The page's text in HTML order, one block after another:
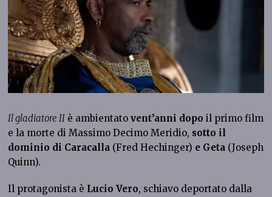
Il gladiatore II è ambientato vent’anni dopo il primo film
e la morte di Massimo Decimo Meridio, sotto il
dominio di Caracalla (Fred Hechinger) e Geta (Joseph
Quinn).
Il protagonista è Lucio Vero, schiavo deportato dalla